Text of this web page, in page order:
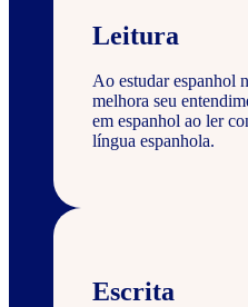
Leitura
Ao estudar espanhol
melhora seu
em espanhol ao ler
língua espanhola.
Escrita